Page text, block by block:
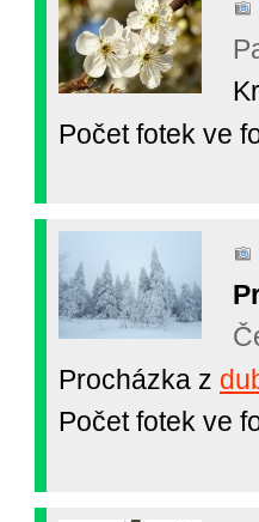
Počet fotek ve
Procházka z
Počet fotek ve